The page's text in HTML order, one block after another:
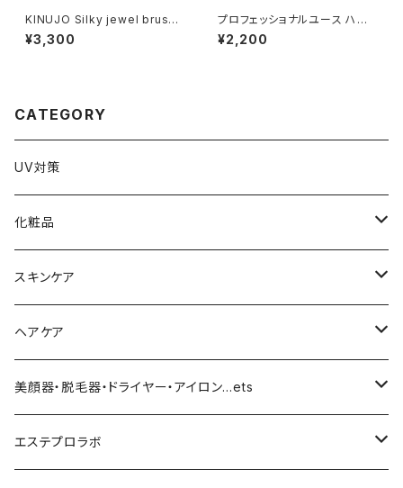
KINUJO Silky jewel brush
（シルキー ジュエルブラシ）
¥3,300
プロフェッショナルユース ハー
ブティーセレクション ※10袋入
¥2,200
CATEGORY
UV対策
化粧品
化粧下地
ファンデーション／パウダー
クッションファンデーション
リキッドファンデ
マスカラ／眉毛／アイシャドー
リップ／チーク
スキンケア
導入化粧水／化粧水
美容液／アイクリーム
クリーム・乳液
ヘアケア
ヘアシャンプー／トリートメント
つるりんちょ
ヘアケア
美顔器・脱毛器・ドライヤー・アイロン…ets
MY TREX（マイトレックス）
エステプロラボ